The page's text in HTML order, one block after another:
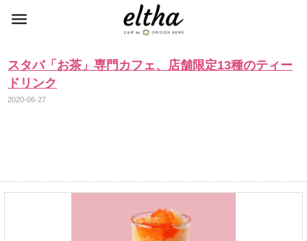
スタバ「お茶」専門カフェ、店舗限定13種のティー
ドリンク
2020-06-27